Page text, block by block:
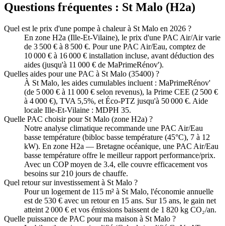
Questions fréquentes : St Malo (H2a)
Quel est le prix d'une pompe à chaleur à St Malo en 2026 ?
En zone H2a (Ille-Et-Vilaine), le prix d'une PAC Air/Air varie
de 3 500 € à 8 500 €. Pour une PAC Air/Eau, comptez de
10 000 € à 16 000 € installation incluse, avant déduction des
aides (jusqu'à 11 000 € de MaPrimeRénov').
Quelles aides pour une PAC à St Malo (35400) ?
À St Malo, les aides cumulables incluent : MaPrimeRénov'
(de 5 000 € à 11 000 € selon revenus), la Prime CEE (2 500 €
à 4 000 €), TVA 5,5%, et Éco-PTZ jusqu'à 50 000 €. Aide
locale Ille-Et-Vilaine : MDPH 35.
Quelle PAC choisir pour St Malo (zone H2a) ?
Notre analyse climatique recommande une PAC Air/Eau
basse température (bibloc basse température (45°C), 7 à 12
kW). En zone H2a — Bretagne océanique, une PAC Air/Eau
basse température offre le meilleur rapport performance/prix.
Avec un COP moyen de 3.4, elle couvre efficacement vos
besoins sur 210 jours de chauffe.
Quel retour sur investissement à St Malo ?
Pour un logement de 115 m² à St Malo, l'économie annuelle
est de 530 € avec un retour en 15 ans. Sur 15 ans, le gain net
atteint 2 000 € et vos émissions baissent de 1 820 kg CO₂/an.
Quelle puissance de PAC pour ma maison à St Malo ?